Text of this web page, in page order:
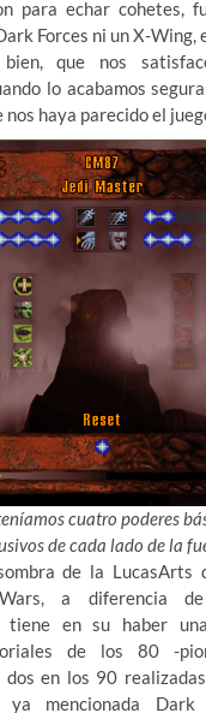
para echar cohetes,
Forces ni un X-Wing,
que nos
lo acabamos
nos haya parecido el
cuatro poderes
de cada lado de la
de la LucasArts
a diferencia
tiene en su haber
de los 80 -
en los 90
mencionada